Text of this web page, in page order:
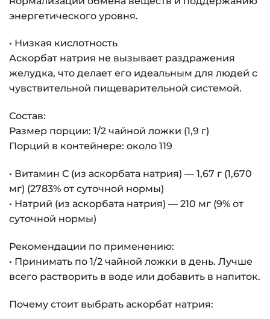
энергетического уровня.
• Низкая кислотность
Аскорбат натрия не вызывает раздражения
желудка, что делает его идеальным для людей с
чувствительной пищеварительной системой.
Состав:
Размер порции: 1/2 чайной ложки (1,9 г)
Порций в контейнере: около 119
• Витамин С (из аскорбата натрия) — 1,67 г (1,670
мг) (2783% от суточной нормы)
• Натрий (из аскорбата натрия) — 210 мг (9% от
суточной нормы)
Рекомендации по применению:
• Принимать по 1/2 чайной ложки в день. Лучше
всего растворить в воде или добавить в напиток.
Почему стоит выбрать аскорбат натрия: